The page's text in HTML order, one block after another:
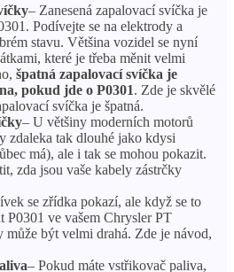
– Zanesená zapalovací svíčka je
Podívejte se na elektrody a
stavu. Většina vozidel se nyní
které je třeba měnit velmi
špatná zapalovací svíčka je
pokud jde o P0301. Zde je skvělé
svíčka je špatná.
– U většiny moderních motorů
zdaleka tak dlouhé jako kdysi
má), ale i tak se mohou pokazit.
zda jsou vaše kabely zástrčky
se zřídka pokazí, ale když se to
P0301 ve vašem Chrysler PT
může být velmi drahá. Zde je návod,
– Pokud máte vstřikovač paliva,